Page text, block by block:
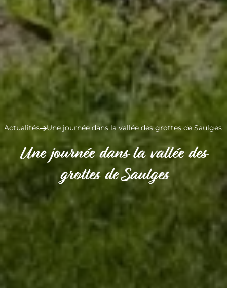
Actualités Une journée dans la vallée des grottes de Saulges
Une journée dans la vallée des
grottes de Saulges